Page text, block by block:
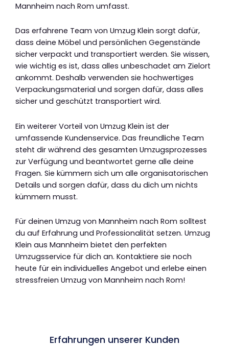
Mannheim nach Rom umfasst.
Das erfahrene Team von Umzug Klein sorgt dafür,
dass deine Möbel und persönlichen Gegenstände
sicher verpackt und transportiert werden. Sie wissen,
wie wichtig es ist, dass alles unbeschadet am Zielort
ankommt. Deshalb verwenden sie hochwertiges
Verpackungsmaterial und sorgen dafür, dass alles
sicher und geschützt transportiert wird.
Ein weiterer Vorteil von Umzug Klein ist der
umfassende Kundenservice. Das freundliche Team
steht dir während des gesamten Umzugsprozesses
zur Verfügung und beantwortet gerne alle deine
Fragen. Sie kümmern sich um alle organisatorischen
Details und sorgen dafür, dass du dich um nichts
kümmern musst.
Für deinen Umzug von Mannheim nach Rom solltest
du auf Erfahrung und Professionalität setzen. Umzug
Klein aus Mannheim bietet den perfekten
Umzugsservice für dich an. Kontaktiere sie noch
heute für ein individuelles Angebot und erlebe einen
stressfreien Umzug von Mannheim nach Rom!
Erfahrungen unserer Kunden